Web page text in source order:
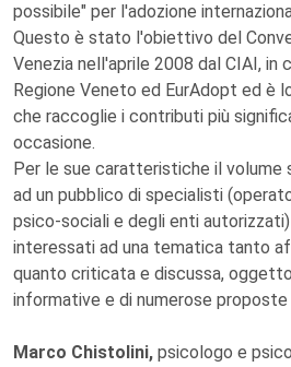
possibile" per l'adozione
Questo è stato l'obiettivo del
Venezia nell'aprile 2008 dal CIAI, in
Regione Veneto ed EurAdopt ed è
che raccoglie i contributi più
occasione.
Per le sue caratteristiche il volume
ad un pubblico di specialisti
psico-sociali e degli enti
interessati ad una tematica tanto
quanto criticata e discussa,
informative e di numerose proposte
Marco Chistolini, psicologo e